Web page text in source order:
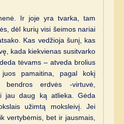
Ir joje yra tvarka, tam
dėl kurių visi šeimos nariai
Kas vedžioja šunį, kas
kada kiekvienas susitvarko
tėvams – atveda brolius
pamaitina, pagal kokį
bendros erdvės -virtuvė,
jau daug ką atlieka. Gėda
užimtą moksleivį. Jei
vertybėmis, bet ir jausmais,